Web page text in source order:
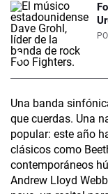
Una banda
que cuerdas. Una
popular: este año
clásicos como
contemporáneos
Andrew Lloyd